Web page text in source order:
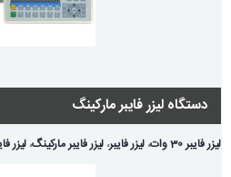
دستگاه لیزر فایبر مارکینگ
لیزر فایبر 30 وات ، لیزر فایبر، لیزر فایبر مارکینگ،لیزر فایبر